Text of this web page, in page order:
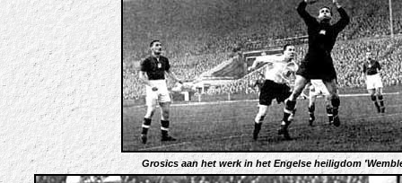
Grosics aan het werk in het Engelse heiligdom